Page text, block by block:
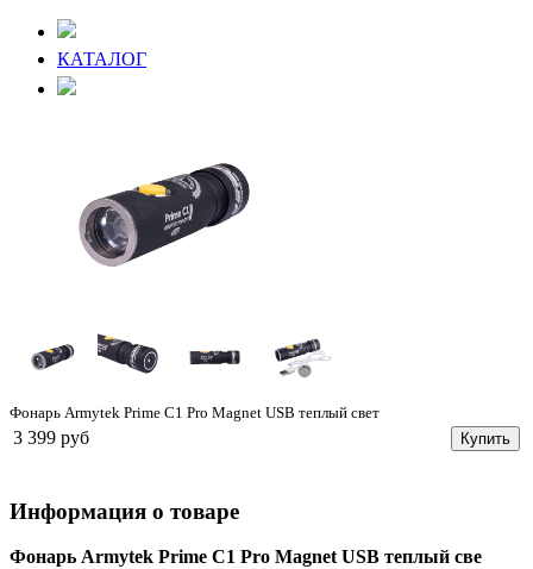
КАТАЛОГ
Фонарь Armytek Prime C1 Pro Magnet USB теплый свет
3 399 руб Купить
Информация о товаре
Фонарь Armytek Prime С1 Pro Magnet USB теплый све